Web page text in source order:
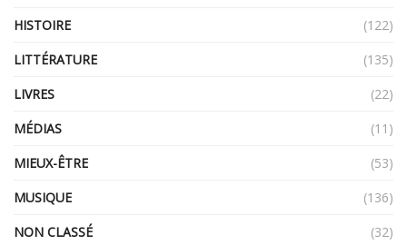
HISTOIRE
(122)
LITTÉRATURE
(135)
LIVRES
(22)
MÉDIAS
(11)
MIEUX-ÊTRE
(53)
MUSIQUE
(136)
NON CLASSÉ
(32)